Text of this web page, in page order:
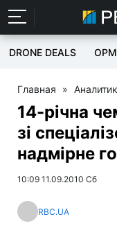
DRONE DEALS
Главная »
14-річна
зі
надмірне
10:09 11.09.2010 Сб
RBC.UA